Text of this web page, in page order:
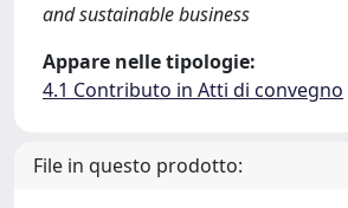
and sustainable business
Appare nelle tipologie:
4.1 Contributo in Atti di convegno
File in questo prodotto: